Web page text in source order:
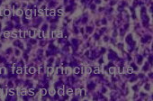
fator principal que
podem